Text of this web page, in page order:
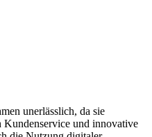
unerlässlich, da sie
Kundenservice und innovative